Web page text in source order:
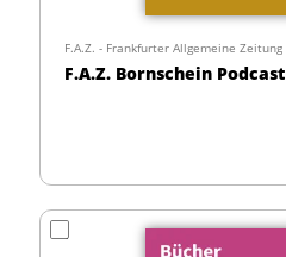
F.A.Z. - Frankfurter Allgemeine Zeitung
F.A.Z. Bornschein Podcast